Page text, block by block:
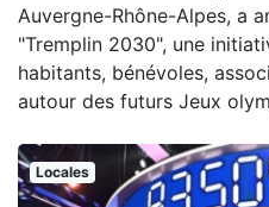
Auvergne-Rhône-Alpes, a
"Tremplin 2030", une
habitants, bénévoles,
autour des futurs Jeux
Locales